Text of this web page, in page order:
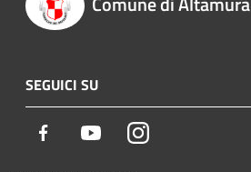
SEGUICI SU
Facebook YoutubeInstagram